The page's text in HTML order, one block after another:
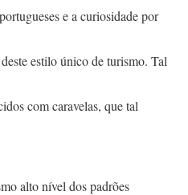
e a curiosidade por
estilo único de turismo. Tal
com caravelas, que tal
alto nível dos padrões